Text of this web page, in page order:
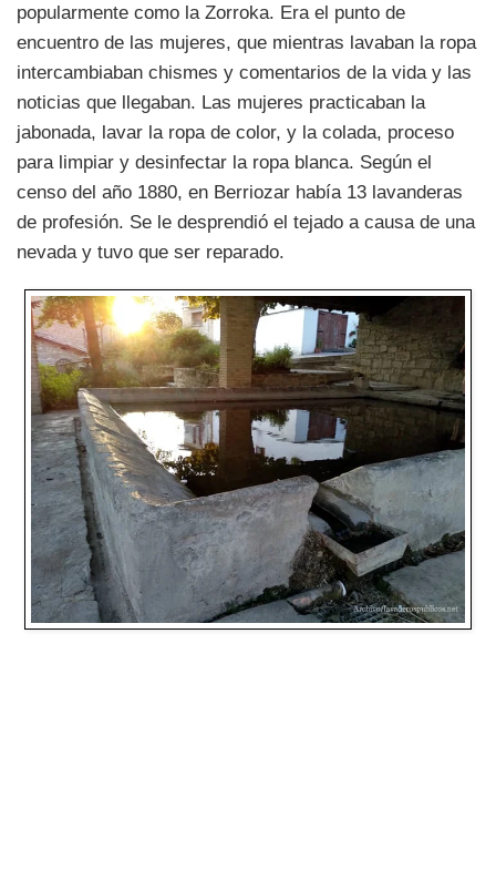
popularmente como la Zorroka. Era el punto de
encuentro de las mujeres, que mientras lavaban la ropa
intercambiaban chismes y comentarios de la vida y las
noticias que llegaban. Las mujeres practicaban la
jabonada, lavar la ropa de color, y la colada, proceso
para limpiar y desinfectar la ropa blanca. Según el
censo del año 1880, en Berriozar había 13 lavanderas
de profesión. Se le desprendió el tejado a causa de una
nevada y tuvo que ser reparado.